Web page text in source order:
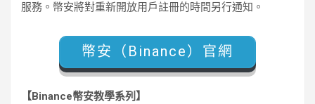
服務。幣安將對重新開放用戶註冊的時間另行通知。
幣安（Binance）官網
【Binance幣安教學系列】